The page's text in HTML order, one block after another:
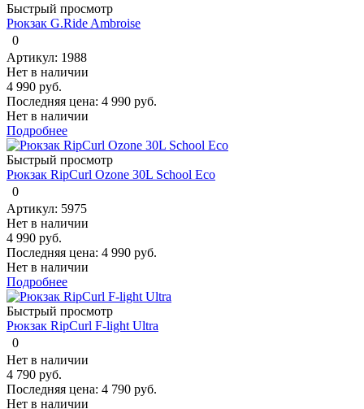
Быстрый просмотр
Рюкзак G.Ride Ambroise
0
Артикул: 1988
Нет в наличии
4 990 руб.
Последняя цена: 4 990 руб.
Нет в наличии
Подробнее
Быстрый просмотр
Рюкзак RipCurl Ozone 30L School Eco
0
Артикул: 5975
Нет в наличии
4 990 руб.
Последняя цена: 4 990 руб.
Нет в наличии
Подробнее
Быстрый просмотр
Рюкзак RipCurl F-light Ultra
0
Нет в наличии
4 790 руб.
Последняя цена: 4 790 руб.
Нет в наличии